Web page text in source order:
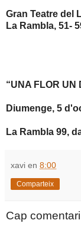
Gran Teatre del
La Rambla, 51-
“UNA FLOR UN
Diumenge, 5
La Rambla 99,
xavi en 8:00
Comparteix
Cap